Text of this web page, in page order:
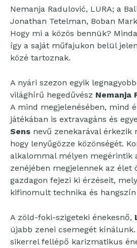
Nemanja Radulović, LURA; a
Jonathan Tetelman, Boban
Hogy mi a közös bennük?
így a saját műfajukon belül
közé tartoznak.
A nyári szezon egyik
világhírű hegedűvész Nemanja
A mind megjelenésében, mind
játékában is extravagáns és
Sens nevű zenekarával érkezik
hogy lenyűgözze közönségét.
alkalommal mélyen megérintik
zenéjében megjelennek az élet
gazdagon fejezi ki érzéseit,
kifinomult technika és
A zöld-foki-szigeteki énekesnő,
újabb zenei csemegét kínálunk.
sikerrel fellépő karizmatikus